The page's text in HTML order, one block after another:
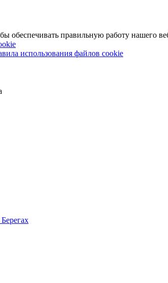
обеспечивать правильную работу нашего
использования файлов cookie